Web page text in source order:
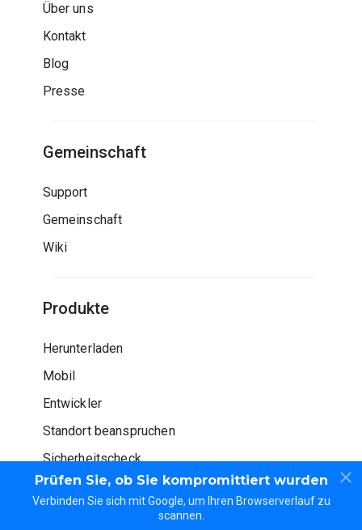
Prüfen Sie, ob Sie kompromittiert wurden
Verbinden Sie sich mit Google, um Ihren Browserverlauf zu
scannen.
Über uns
Kontakt
Blog
Presse
Gemeinschaft
Support
Gemeinschaft
Wiki
Produkte
Herunterladen
Mobil
Entwickler
Standort beanspruchen
Sicherheitscheck